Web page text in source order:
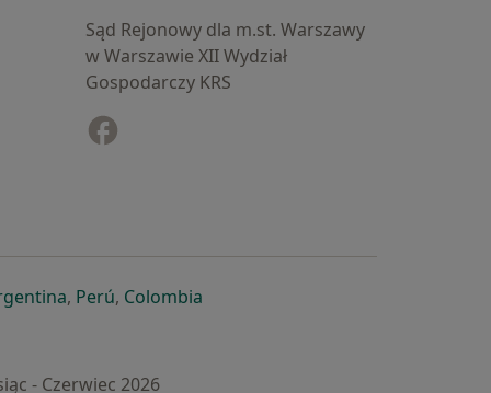
Sąd Rejonowy dla m.st. Warszawy
w Warszawie XII Wydział
Gospodarczy KRS
karcie
w nowej karcie
się w nowej karcie
otwiera się w nowej karcie
, Perúotwiera się w nowej karcie
, Colombiaotwiera się w nowej karcie
- Czerwiec 2026